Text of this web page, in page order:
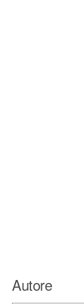
Autore